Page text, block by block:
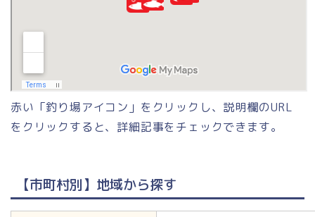
赤い「釣り場アイコン」をクリックし、説明欄のURL
をクリックすると、詳細記事をチェックできます。
【市町村別】地域から探す